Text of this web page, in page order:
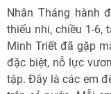
Nhân Tháng hành
thiếu nhi, chiều 1-6,
Minh Triết đã gặp
đặc biệt, nỗ lực
tập. Đây là các em